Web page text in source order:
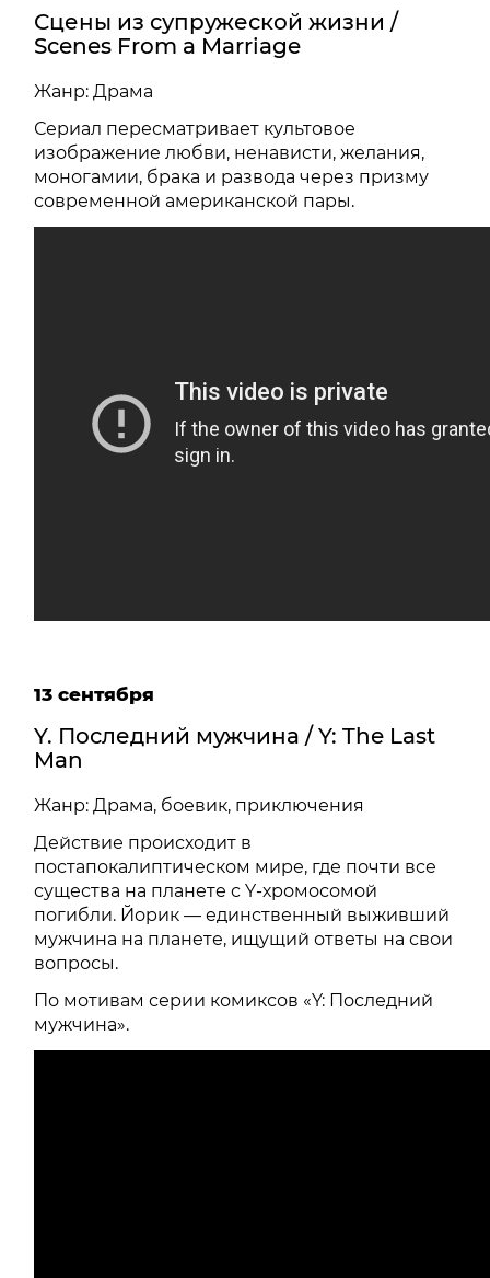
Сцены из супружеской жизни /
Scenes From a Marriage
Жанр: Драма
Сериал пересматривает культовое
изображение любви, ненависти, желания,
моногамии, брака и развода через призму
современной американской пары.
13 сентября
Y. Последний мужчина / Y: The Last
Man
Жанр: Драма, боевик, приключения
Действие происходит в
постапокалиптическом мире, где почти все
существа на планете с Y-хромосомой
погибли. Йорик — единственный выживший
мужчина на планете, ищущий ответы на свои
вопросы.
По мотивам серии комиксов «Y: Последний
мужчина».